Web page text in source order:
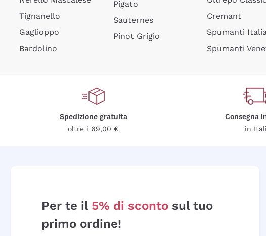
Tignanello
Gaglioppo
Bardolino
Pigato
Sauternes
Pinot Grigio
Cremant
Spumanti
Spumanti
Spedizione gratuita
oltre i 69,00 €
Consegna
in
Per te il 5% di sconto sul tuo
primo ordine!